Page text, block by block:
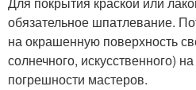
обязательное шпатлевание.
на окрашенную поверхность
солнечного, искусственного)
погрешности мастеров.